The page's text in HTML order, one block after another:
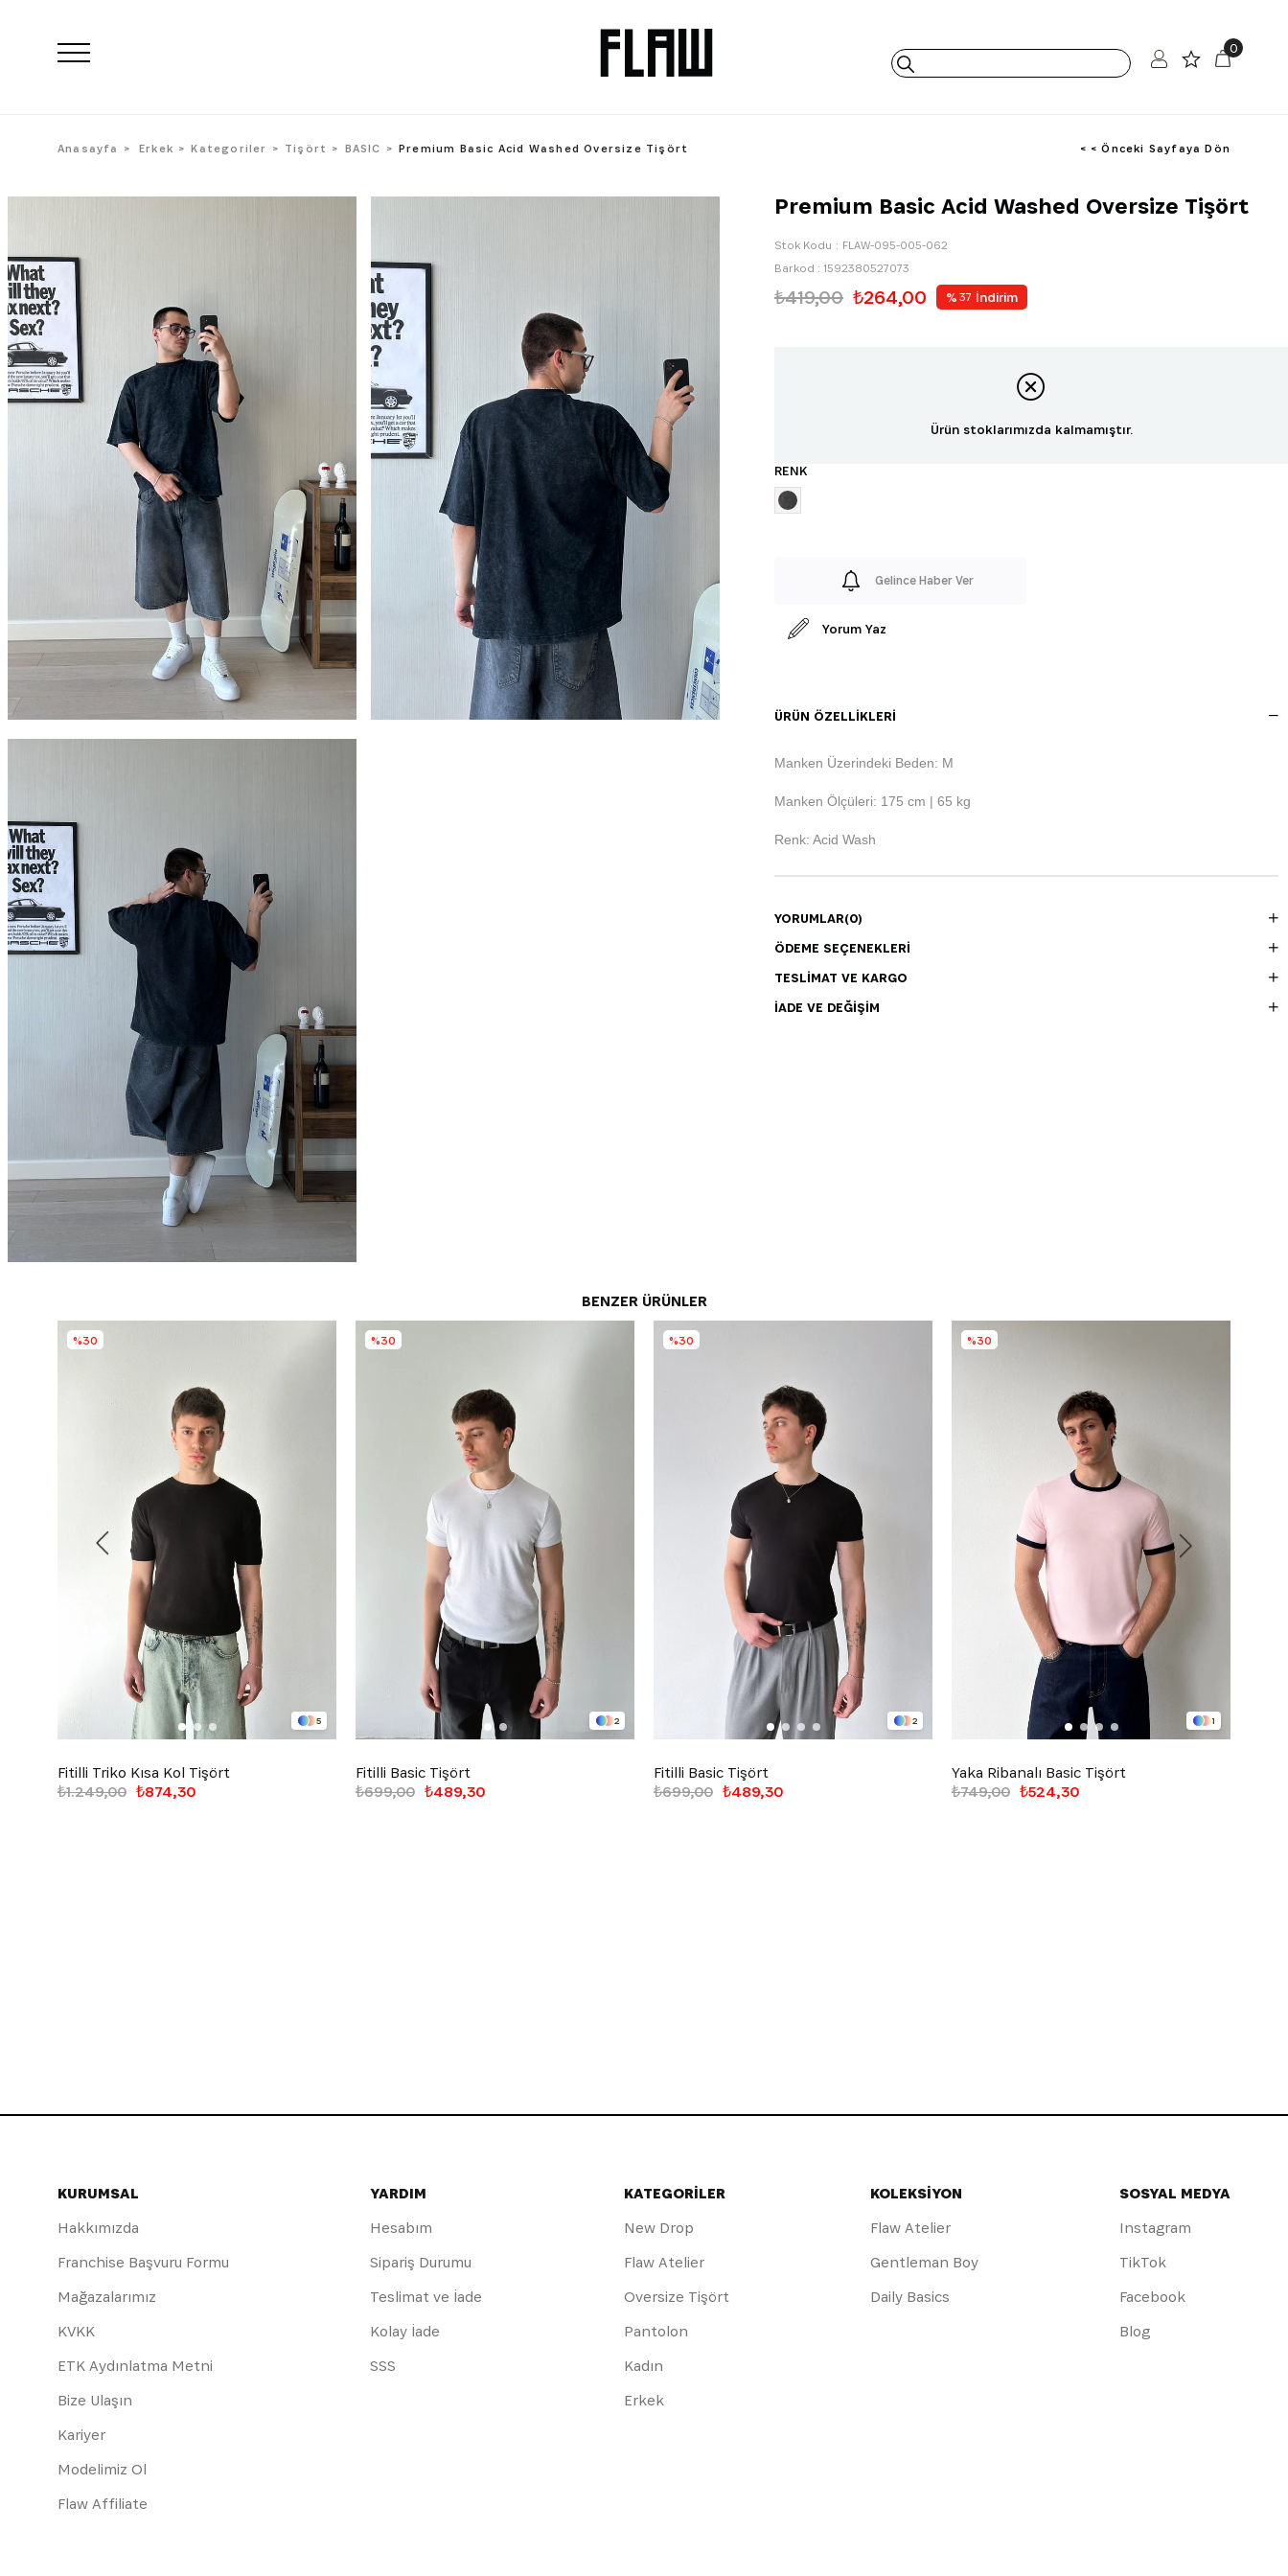
0
Anasayfa Erkek Kategoriler Tişört BASIC Premium Basic Acid Washed Oversize Tişört < < Önceki Sayfaya Dön
Premium Basic Acid Washed Oversize Tişört
Stok Kodu
FLAW-095-005-062
Barkod : 1592380527073
₺419,00 ₺264,00 % 37 İndirim
Ürün stoklarımızda kalmamıştır.
RENK
Gelince Haber Ver
Yorum Yaz
ÜRÜN ÖZELLIKLERI
Manken Üzerindeki Beden: M
Manken Ölçüleri: 175 cm | 65 kg
Renk: Acid Wash
YORUMLAR(0)
ÖDEME SEÇENEKLERI
TESLIMAT VE KARGO
İADE VE DEĞIŞIM
BENZER ÜRÜNLER
5
Fitilli Triko Kısa Kol Tişört
₺874,30
₺1.249,00
%30
2
Fitilli Basic Tişört
₺489,30
₺699,00
%30
2
Fitilli Basic Tişört
₺489,30
₺699,00
%30
1
Yaka Ribanalı Basic Tişört
₺524,30
₺749,00
%30
KURUMSAL
Hakkımızda
Franchise Başvuru Formu
Mağazalarımız
KVKK
ETK Aydınlatma Metni
Bize Ulaşın
Kariyer
Modelimiz Ol
Flaw Affiliate
YARDIM
Hesabım
Sipariş Durumu
Teslimat ve İade
Kolay İade
SSS
KATEGORİLER
New Drop
Flaw Atelier
Oversize Tişört
Pantolon
Kadın
Erkek
KOLEKSİYON
Flaw Atelier
Gentleman Boy
Daily Basics
SOSYAL MEDYA
Instagram
TikTok
Facebook
Blog